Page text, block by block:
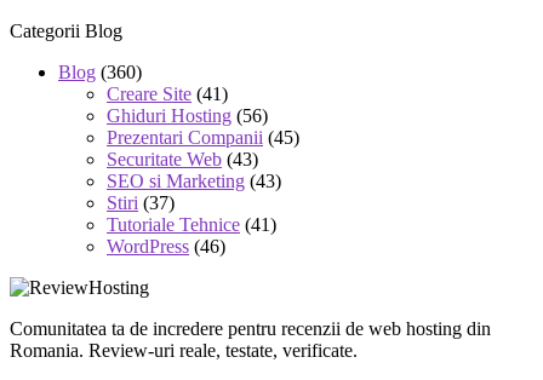
Categorii Blog
Blog (360)
Creare Site (41)
Ghiduri Hosting (56)
Prezentari Companii (45)
Securitate Web (43)
SEO si Marketing (43)
Stiri (37)
Tutoriale Tehnice (41)
WordPress (46)
Comunitatea ta de incredere pentru recenzii de web hosting din
Romania. Review-uri reale, testate, verificate.